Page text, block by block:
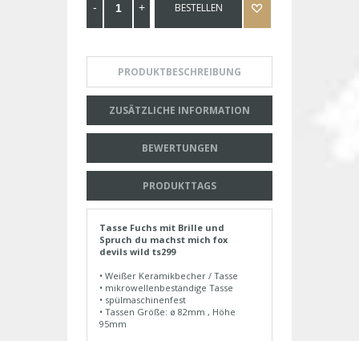
BESTELLEN
PRODUKTBESCHREIBUNG
ZUSÄTZLICHE INFORMATION
BEWERTUNGEN
PRODUKTTAGS
Tasse Fuchs mit Brille und
Spruch du machst mich fox
devils wild ts299
• Weißer Keramikbecher / Tasse
• mikrowellenbeständige Tasse
• spülmaschinenfest
• Tassen Größe: ø 82mm , Höhe
95mm